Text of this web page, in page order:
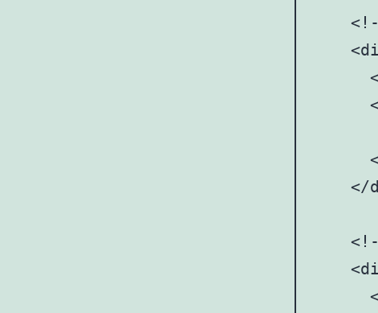
</